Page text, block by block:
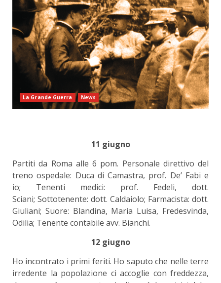
La Grande Guerra News
11 giugno
Partiti da Roma alle 6 pom. Personale direttivo del
treno ospedale: Duca di Camastra, prof. De’ Fabi e
io; Tenenti medici: prof. Fedeli, dott.
Sciani; Sottotenente: dott. Caldaiolo; Farmacista: dott.
Giuliani; Suore: Blandina, Maria Luisa, Fredesvinda,
Odilia; Tenente contabile avv. Bianchi.
12 giugno
Ho incontrato i primi feriti. Ho saputo che nelle terre
irredente la popolazione ci accoglie con freddezza,